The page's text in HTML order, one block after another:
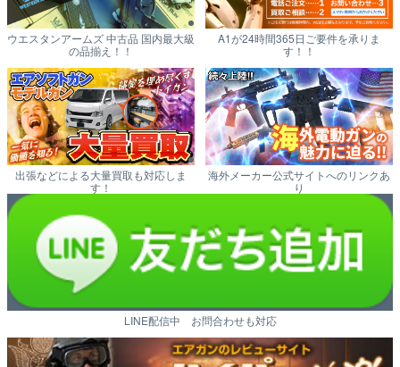
ウエスタンアームズ 中古品 国内最大級
の品揃え！！
A1が24時間365日ご要件を承りま
す！！
出張などによる大量買取も対応しま
す！
海外メーカー公式サイトへのリンクあ
り
LINE配信中 お問合わせも対応